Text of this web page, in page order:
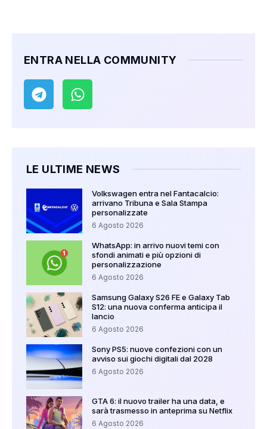
ENTRA NELLA COMMUNITY
LE ULTIME NEWS
Volkswagen entra nel Fantacalcio:
arrivano Tribuna e Sala Stampa
personalizzate
6 Agosto 2026
WhatsApp: in arrivo nuovi temi con
sfondi animati e più opzioni di
personalizzazione
6 Agosto 2026
Samsung Galaxy S26 FE e Galaxy Tab
S12: una nuova conferma anticipa il
lancio
6 Agosto 2026
Sony PS5: nuove confezioni con un
avviso sui giochi digitali dal 2028
6 Agosto 2026
GTA 6: il nuovo trailer ha una data, e
sarà trasmesso in anteprima su Netflix
6 Agosto 2026